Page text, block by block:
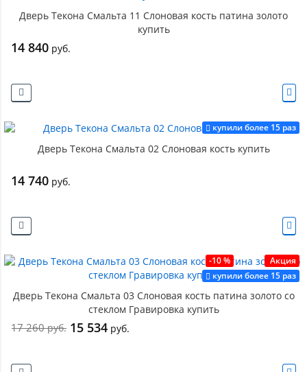
Дверь Текона Смальта 11 Слоновая кость патина золото
купить
14 840 руб.
купили более 15 раз
Дверь Текона Смальта 02 Слоновая кость купить
14 740 руб.
-10 %
Акция
купили более 15 раз
Дверь Текона Смальта 03 Слоновая кость патина золото со
стеклом Гравировка купить
17 260руб. 15 534 руб.